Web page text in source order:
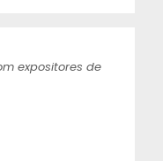
expositores de